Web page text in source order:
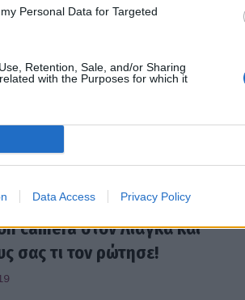
Personal Data for Targeted
Retention, Sale, and/or Sharing
with the Purposes for which it
Data Access Privacy Policy
με το
& Photos)
Ο Γεωργαντάς
camera στον Λιάγκα και
σας τι τον ρώτησε!